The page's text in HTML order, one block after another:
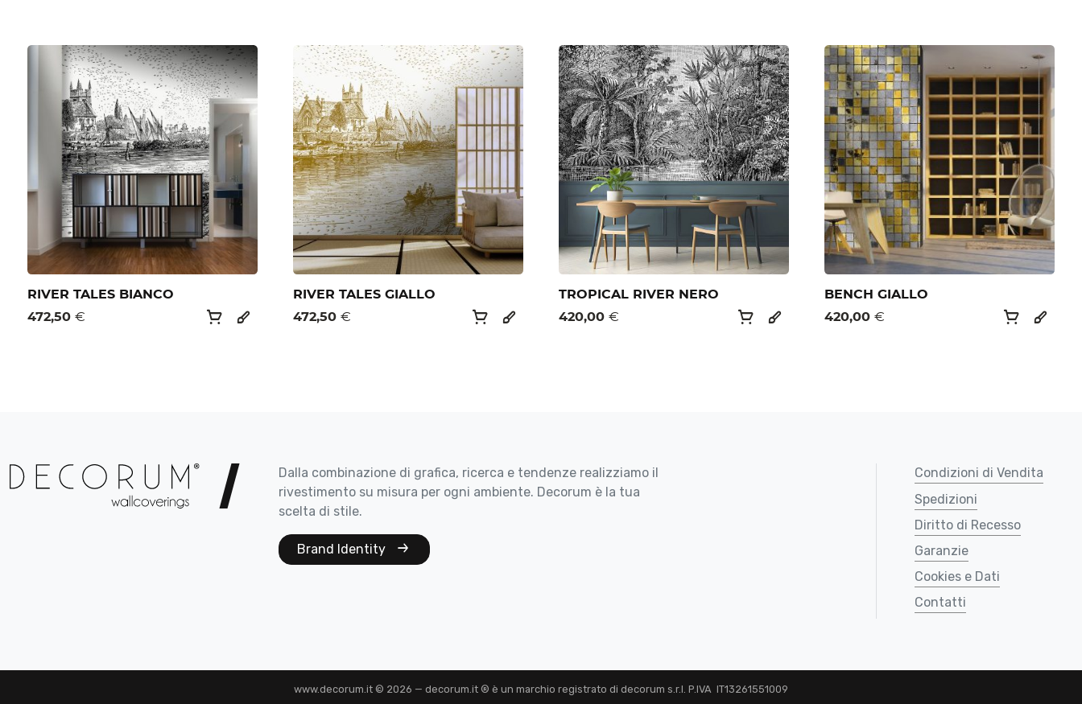
RIVER TALES BIANCO
472,50€
RIVER TALES GIALLO
472,50€
TROPICAL RIVER NERO
420,00€
BENCH GIALLO
420,00€
Dalla combinazione di grafica, ricerca e tendenze realizziamo il
rivestimento su misura per ogni ambiente. Decorum è la tua
scelta di stile.
Brand Identity
Condizioni di Vendita
Spedizioni
Diritto di Recesso
Garanzie
Cookies e Dati
Contatti
www.decorum.it © 2026 — decorum.it ® è un marchio registrato di decorum s.r.l. P.IVA IT13261551009